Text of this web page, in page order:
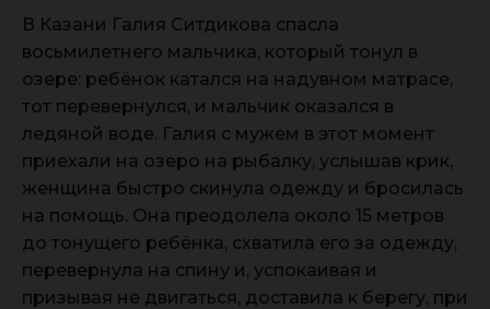
В Казани Галия Ситдикова спасла
восьмилетнего мальчика, который тонул в
озере: ребёнок катался на надувном матрасе,
тот перевернулся, и мальчик оказался в
ледяной воде. Галия с мужем в этот момент
приехали на озеро на рыбалку, услышав крик,
женщина быстро скинула одежду и бросилась
на помощь. Она преодолела около 15 метров
до тонущего ребёнка, схватила его за одежду,
перевернула на спину и, успокаивая и
призывая не двигаться, доставила к берегу, при